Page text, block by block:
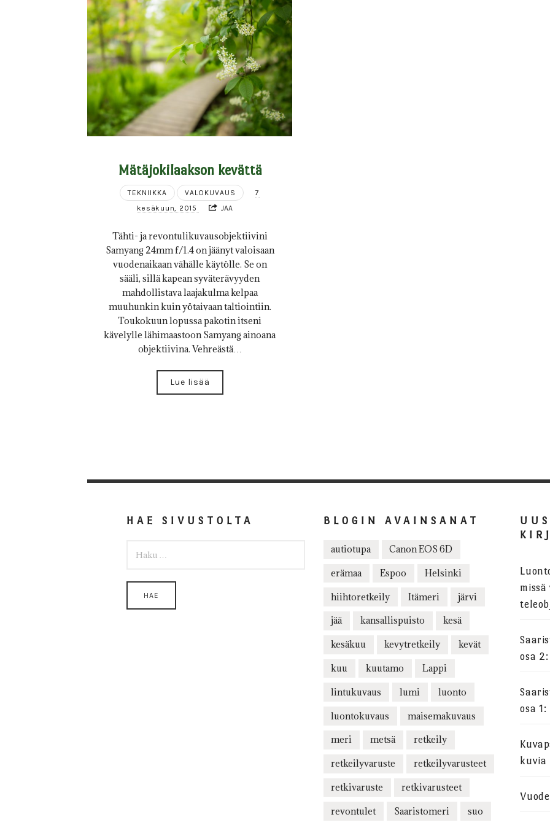
Mätäjokilaakson kevättä
TEKNIIKKA VALOKUVAUS
7
kesäkuun, 2015
JAA
Tähti- ja revontulikuvausobjektiivini
Samyang 24mm f/1.4 on jäänyt valoisaan
vuodenaikaan vähälle käytölle. Se on
sääli, sillä kapean syväterävyyden
mahdollistava laajakulma kelpaa
muuhunkin kuin yötaivaan taltiointiin.
Toukokuun lopussa pakotin itseni
kävelylle lähimaastoon Samyang ainoana
objektiivina. Vehreästä…
Lue lisää
HAE SIVUSTOLTA BLOGIN AVAINSANAT
autiotupa Canon EOS 6D
erämaa Espoo Helsinki
hiihtoretkeily Itämeri järvi
jää kansallispuisto kesä
kesäkuu kevytretkeily kevät
kuu kuutamo Lappi
lintukuvaus lumi luonto
luontokuvaus maisemakuvaus
meri metsä retkeily
retkeilyvaruste retkeilyvarusteet
retkivaruste retkivarusteet
revontulet Saaristomeri suo
osa
osa
kuvia